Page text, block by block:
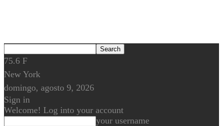
75.6 F
New York
domingo, agosto 9, 2026
Sign in
Welcome! Log into your account
your username